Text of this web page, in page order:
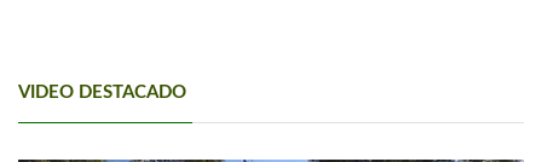
VIDEO DESTACADO